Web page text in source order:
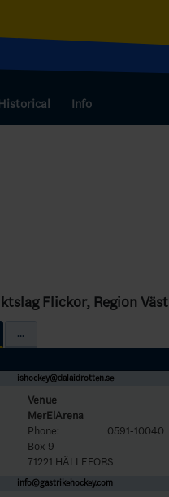
Info
Flickor, Region Väst
...
ishockey@dalaidrotten.se
Venue
MerElArena
Phone:
0591-10040
Box 9
71221 HÄLLEFORS
info@gastrikehockey.com